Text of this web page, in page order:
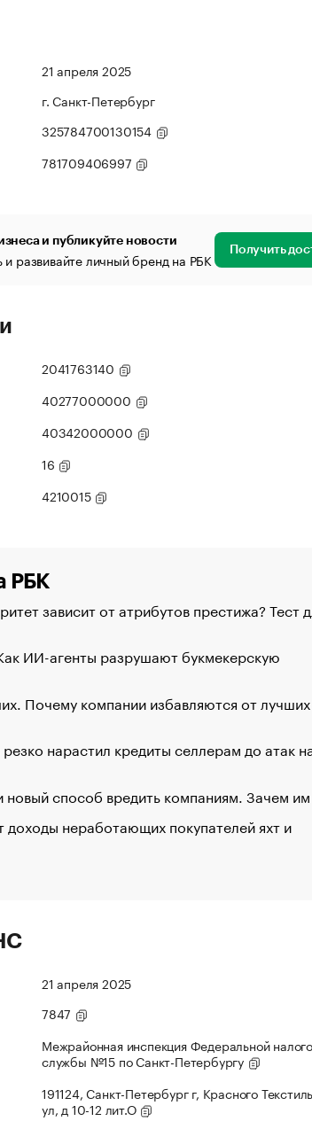
21 апреля 2025
г. Санкт-Петербург
325784700130154
781709406997
и публикуйте новости
развивайте личный бренд на РБК Получить
2041763140
40277000000
40342000000
16
4210015
РБК
зависит от атрибутов престижа? Тест
ИИ-агенты разрушают букмекерскую
Почему компании избавляются от лучших
нарастил кредиты селлерам до атак
новый способ вредить компаниям. Зачем
доходы неработающих покупателей яхт и
21 апреля 2025
7847
Межрайонная инспекция Федеральной
службы №15 по Санкт-Петербургу
191124, Санкт-Петербург г, Красного
ул, д 10-12 лит.О